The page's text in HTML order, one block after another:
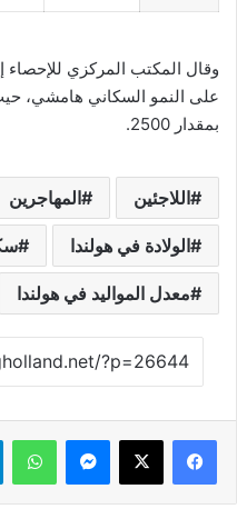
وقال المكتب المركزي للإحصاء
على النمو السكاني هامشي،
بمقدار 2500.
اللاجئين المهاجرين
الولادة في هولندا
معدل المواليد في هولندا
فيسبوك ‫X ماسنجر